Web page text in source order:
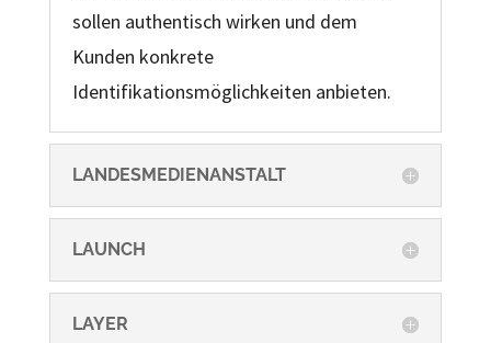
sollen authentisch wirken und dem
Kunden konkrete
Identifikationsmöglichkeiten anbieten.
LANDESMEDIENANSTALT
LAUNCH
LAYER